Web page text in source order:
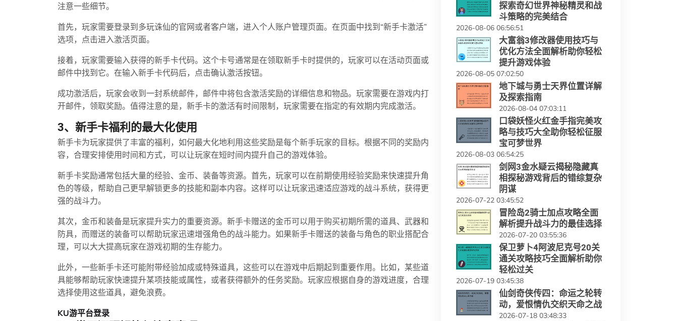
注意一些细节。
首先，玩家需要登录到多玩诛仙的官网或者客户端，进入个人账户管理页面。在页面中找到“新手卡激活”
选项，点击进入激活页面。
接着，玩家需要输入获得的新手卡代码。这个卡号通常是在领取新手卡时提供的，玩家可以在活动页面或
邮件中找到它。在输入新手卡代码后，点击确认激活按钮。
成功激活后，玩家会收到一封系统邮件，邮件中将包含激活奖励的详细信息和物品。玩家需要在游戏内打
开邮件，领取奖励。值得注意的是，新手卡的激活有时间限制，玩家需要在指定的有效期内完成激活。
3、新手卡福利的最大化使用
新手卡为玩家提供了丰富的福利，如何最大化地利用这些奖励是每个新手玩家的目标。根据不同的奖励内
容，合理安排使用时间和方式，可以让玩家在短时间内提升自己的游戏体验。
新手卡奖励通常包括大量的经验、金币、装备等资源。首先，玩家可以在前期使用经验奖励来快速提升角
色的等级，帮助自己更早解锁更多的技能和副本内容。这样可以让玩家迅速适应游戏的战斗系统，获得更
强的战斗力。
其次，金币和装备是玩家提升实力的重要资源。新手卡赠送的金币可以用于购买初期所需的道具、武器和
防具，而赠送的装备可以帮助玩家迅速增强角色的战斗能力。如果新手卡赠送的装备与角色的职业搭配合
理，可以大大提高玩家在游戏初期的生存能力。
此外，一些新手卡还可能附带经验加成或特殊道具，这些可以在游戏中后期起到重要作用。比如，某些道
具能够帮助玩家快速提升某项技能或属性，或者获得额外的任务奖励。玩家应根据自身的游戏进度，合理
选择使用这些道具，避免浪费。
KU游平台登录
探索奇幻世界神秘精灵和战
斗策略的完美结合
2026-08-06 06:56:51
大富翁3修改器使用技巧与
优化方法全面解析助你轻松
提升游戏体验
2026-08-05 07:02:50
地下城与勇士天界位置详解
及探索指南
2026-08-04 07:03:11
口袋妖怪火红金手指完美攻
略与技巧大全助你轻松征服
宝可梦世界
2026-08-03 06:54:25
剑网3金水疑云揭秘隐藏真
相探秘游戏背后的错综复杂
阴谋
2026-07-22 03:45:52
冒险岛2骑士加点攻略全面
解析提升战斗力的最佳选择
2026-07-20 03:55:36
保卫萝卜4阿波尼克号20关
通关攻略技巧全面解析助你
轻松过关
2026-07-19 03:45:38
仙剑奇侠传四：命运之轮转
动，爱恨情仇交织天命之战
2026-07-18 03:48:33